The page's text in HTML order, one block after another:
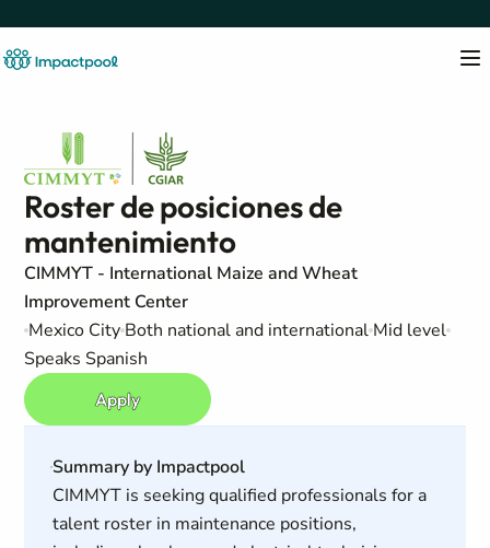
Roster de posiciones de
mantenimiento
CIMMYT - International Maize and Wheat
Improvement Center
Mexico City Both national and international Mid level
Speaks Spanish
Apply
Summary by Impactpool
CIMMYT is seeking qualified professionals for a
talent roster in maintenance positions,